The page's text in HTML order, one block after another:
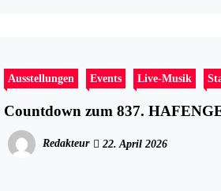
Ausstellungen Events Live-Musik
Countdown zum 837.
Redakteur 22. April 2026